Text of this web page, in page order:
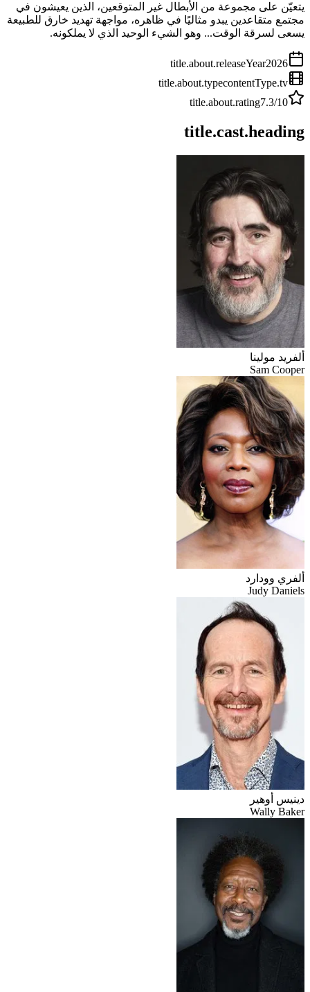
يتعيّن على مجموعة من الأبطال غير المتوقعين، الذين يعيشون في
مجتمع متقاعدين يبدو مثاليًا في ظاهره، مواجهة تهديد خارق للطبيعة
يسعى لسرقة الوقت... وهو الشيء الوحيد الذي لا يملكونه.
title.about.releaseYear2026
title.about.typecontentType.tv
title.about.rating7.3/10
title.cast.heading
ألفريد مولينا
Sam Cooper
ألفري وودارد
Judy Daniels
دينيس أوهير
Wally Baker